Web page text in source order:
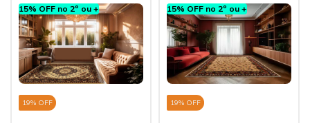
15% OFF no 2º ou +
19% OFF
15% OFF no 2º ou +
19% OFF